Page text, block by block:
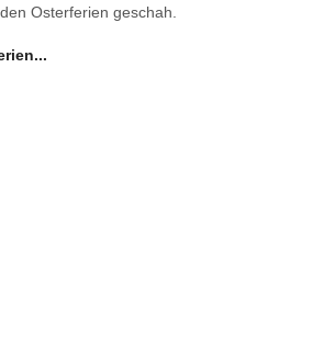
Osterferien geschah.